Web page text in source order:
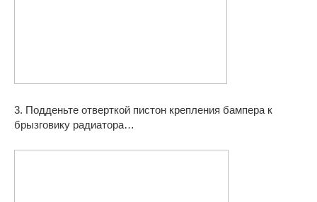
3. Подденьте отверткой пистон крепления бампера к
брызговику радиатора…